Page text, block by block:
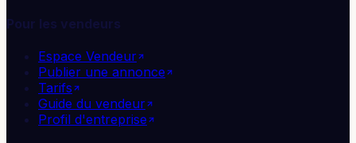
Pour les vendeurs
Espace Vendeur
Publier une annonce
Tarifs
Guide du vendeur
Profil d'entreprise